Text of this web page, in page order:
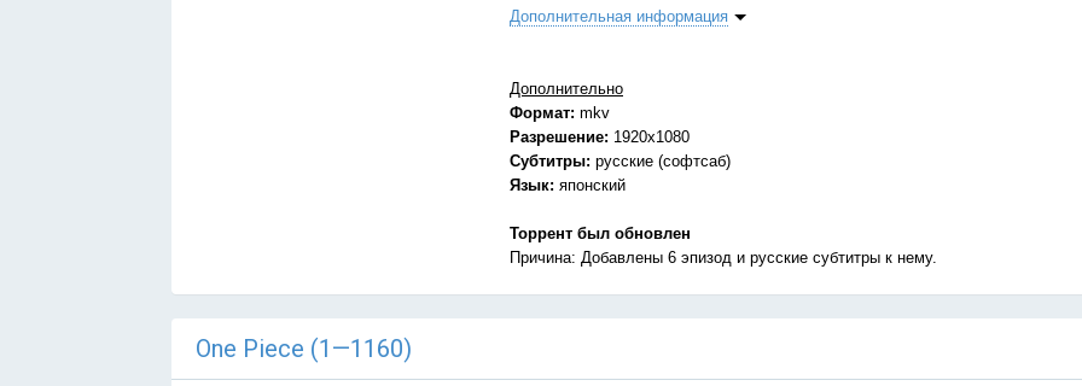
Дополнительная информация
Дополнительно
Формат: mkv
Разрешение: 1920x1080
Субтитры: русские (софтсаб)
Язык: японский
Торрент был обновлен
Причина: Добавлены 6 эпизод и русские субтитры к нему.
One Piece (1—1160)